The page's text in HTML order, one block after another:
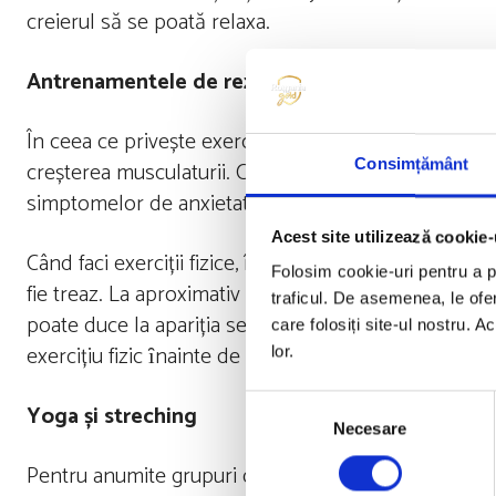
Consimțământ
Acest site utilizează
Folosim cookie-uri pentru a
traficul. De asemenea, le
care folosiți site-ul nostru.
lor.
consimțământului
Necesare
creierul să se poată relaxa.
Antrenamentele de rezistență
În ceea ce privește exercițiile de rezistență, așa
creșterea musculaturii. Cercetările sugerează că și
simptomelor de anxietate și depresie care
Când faci exerciții fizice, îți ridici temperatura
fie treaz. La aproximativ 30 până la 90 de minute
poate duce la apariția senzației de somnolență –
exercițiu fizic ȋnainte de a te duce la culcare.
Yoga și streching
Pentru anumite grupuri de oameni, cum ar fi